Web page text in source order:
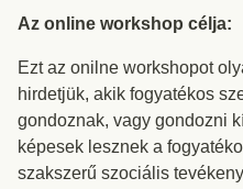
Az online workshop célja:
Ezt az onilne workshopot
hirdetjük, akik fogyatékos
gondoznak, vagy gondozni
képesek lesznek a
szakszerű szociális